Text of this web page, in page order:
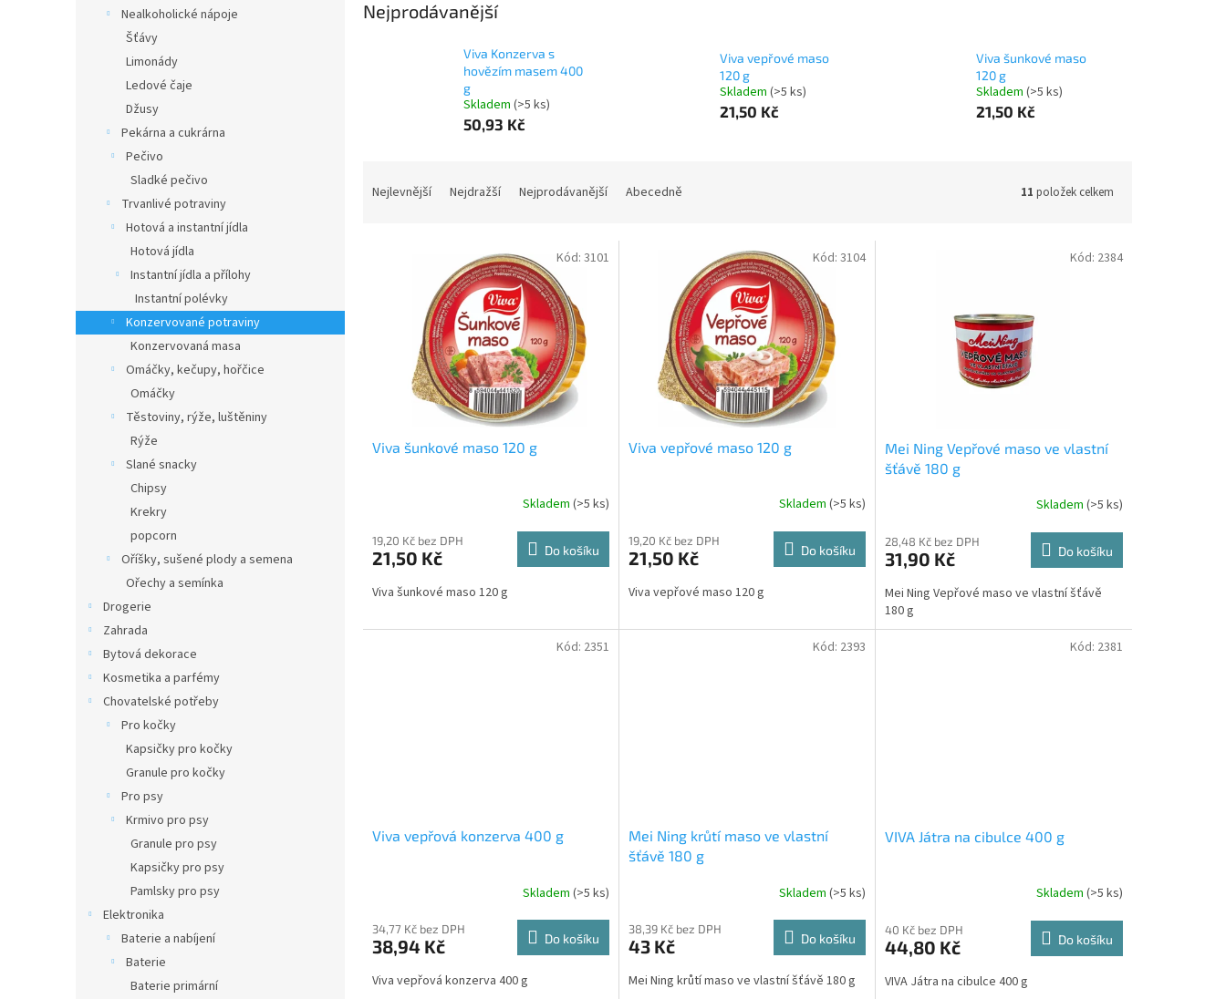
Nealkoholické nápoje
Šťávy
Limonády
Ledové čaje
Džusy
Pekárna a cukrárna
Pečivo
Sladké pečivo
Trvanlivé potraviny
Hotová a instantní jídla
Hotová jídla
Instantní jídla a přílohy
Instantní polévky
Konzervované potraviny
Konzervovaná masa
Omáčky, kečupy, hořčice
Omáčky
Těstoviny, rýže, luštěniny
Rýže
Slané snacky
Chipsy
Krekry
popcorn
Oříšky, sušené plody a semena
Ořechy a semínka
Drogerie
Zahrada
Bytová dekorace
Kosmetika a parfémy
Chovatelské potřeby
Pro kočky
Kapsičky pro kočky
Granule pro kočky
Pro psy
Krmivo pro psy
Granule pro psy
Kapsičky pro psy
Pamlsky pro psy
Elektronika
Baterie a nabíjení
Baterie
Baterie primární
Nejprodávanější
Viva Konzerva s
hovězím masem 400
g
Skladem (>5 ks)
50,93 Kč
Viva vepřové maso
120 g
Skladem (>5 ks)
21,50 Kč
Viva šunkové maso
120 g
Skladem (>5 ks)
21,50 Kč
Nejlevnější Nejdražší Nejprodávanější Abecedně 11 položek celkem
Viva šunkové maso 120 g
Skladem (>5 ks)
19,20 Kč bez DPH
21,50 Kč Do košíku
Viva šunkové maso 120 g
Kód: 3101
Viva vepřové maso 120 g
Skladem (>5 ks)
19,20 Kč bez DPH
21,50 Kč Do košíku
Viva vepřové maso 120 g
Kód: 3104
Mei Ning Vepřové maso ve vlastní
šťávě 180 g
Skladem (>5 ks)
28,48 Kč bez DPH
31,90 Kč Do košíku
Mei Ning Vepřové maso ve vlastní šťávě
180 g
Kód: 2384
Viva vepřová konzerva 400 g
Skladem (>5 ks)
34,77 Kč bez DPH
38,94 Kč Do košíku
Viva vepřová konzerva 400 g
Kód: 2351
Mei Ning krůtí maso ve vlastní
šťávě 180 g
Skladem (>5 ks)
38,39 Kč bez DPH
43 Kč Do košíku
Mei Ning krůtí maso ve vlastní šťávě 180 g
Kód: 2393
VIVA Játra na cibulce 400 g
Skladem (>5 ks)
40 Kč bez DPH
44,80 Kč Do košíku
VIVA Játra na cibulce 400 g
Kód: 2381